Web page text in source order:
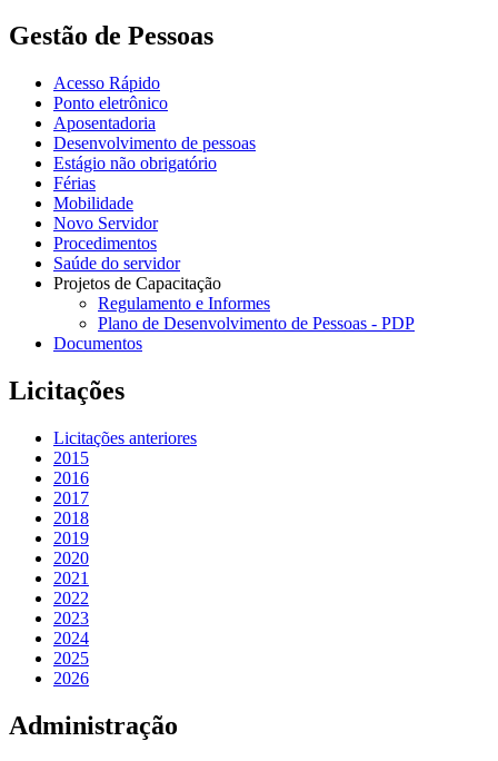
Gestão de Pessoas
Acesso Rápido
Ponto eletrônico
Aposentadoria
Desenvolvimento de pessoas
Estágio não obrigatório
Férias
Mobilidade
Novo Servidor
Procedimentos
Saúde do servidor
Projetos de Capacitação
Regulamento e Informes
Plano de Desenvolvimento de Pessoas - PDP
Documentos
Licitações
Licitações anteriores
2015
2016
2017
2018
2019
2020
2021
2022
2023
2024
2025
2026
Administração